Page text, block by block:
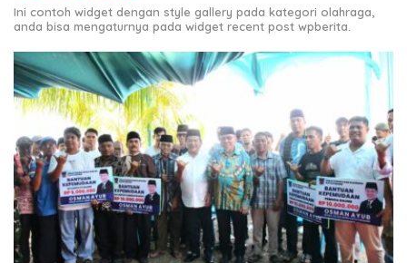
Ini contoh widget dengan style gallery pada kategori olahraga,
anda bisa mengaturnya pada widget recent post wpberita.